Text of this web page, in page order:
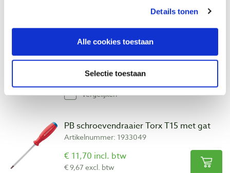
Details tonen
Alle cookies toestaan
Selectie toestaan
€ 0,87 excl. btw
Op voorraad
Vergelijken
PB schroevendraaier Torx T15 met gat
Artikelnummer: 1933049
€ 11,70 incl. btw
€ 9,67 excl. btw